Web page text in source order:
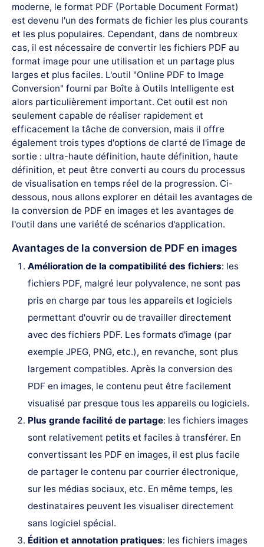
moderne, le format PDF (Portable Document Format)
est devenu l'un des formats de fichier les plus courants
et les plus populaires. Cependant, dans de nombreux
cas, il est nécessaire de convertir les fichiers PDF au
format image pour une utilisation et un partage plus
larges et plus faciles. L'outil "Online PDF to Image
Conversion" fourni par Boîte à Outils Intelligente est
alors particulièrement important. Cet outil est non
seulement capable de réaliser rapidement et
efficacement la tâche de conversion, mais il offre
également trois types d'options de clarté de l'image de
sortie : ultra-haute définition, haute définition, haute
définition, et peut être converti au cours du processus
de visualisation en temps réel de la progression. Ci-
dessous, nous allons explorer en détail les avantages de
la conversion de PDF en images et les avantages de
l'outil dans une variété de scénarios d'application.
Avantages de la conversion de PDF en images
Amélioration de la compatibilité des fichiers: les
fichiers PDF, malgré leur polyvalence, ne sont pas
pris en charge par tous les appareils et logiciels
permettant d'ouvrir ou de travailler directement
avec des fichiers PDF. Les formats d'image (par
exemple JPEG, PNG, etc.), en revanche, sont plus
largement compatibles. Après la conversion des
PDF en images, le contenu peut être facilement
visualisé par presque tous les appareils ou logiciels.
Plus grande facilité de partage: les fichiers images
sont relativement petits et faciles à transférer. En
convertissant les PDF en images, il est plus facile
de partager le contenu par courrier électronique,
sur les médias sociaux, etc. En même temps, les
destinataires peuvent les visualiser directement
sans logiciel spécial.
Édition et annotation pratiques: les fichiers images